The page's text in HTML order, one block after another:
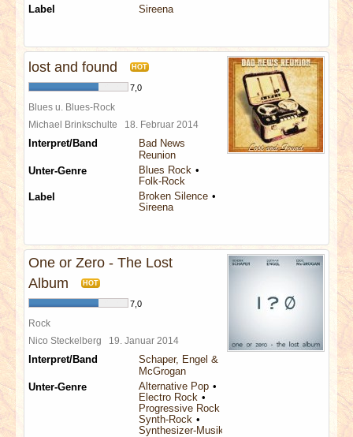
Label
Sireena
lost and found HOT
7,0
Blues u. Blues-Rock
Michael Brinkschulte 18. Februar 2014
Interpret/Band
Bad News
Reunion
Unter-Genre
Blues Rock
Folk-Rock
Label
Broken Silence
Sireena
One or Zero - The Lost
Album
HOT
7,0
Rock
Nico Steckelberg 19. Januar 2014
Interpret/Band
Schaper, Engel &
McGrogan
Unter-Genre
Alternative Pop
Electro Rock
Progressive Rock
Synth-Rock
Synthesizer-Musik